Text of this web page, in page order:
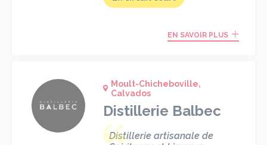
EN SAVOIR PLUS
Moult-Chicheboville,
Calvados
Distillerie Balbec
Distillerie artisanale de